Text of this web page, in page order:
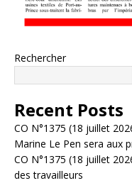
Rechercher
Recent Posts
CO N°1375 (18 juillet
Marine Le Pen sera aux
CO N°1375 (18 juillet
des travailleurs